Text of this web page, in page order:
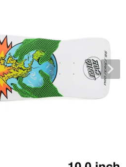
ォーミュラ）
ーエフ）
ラゴンフォーミュ
記